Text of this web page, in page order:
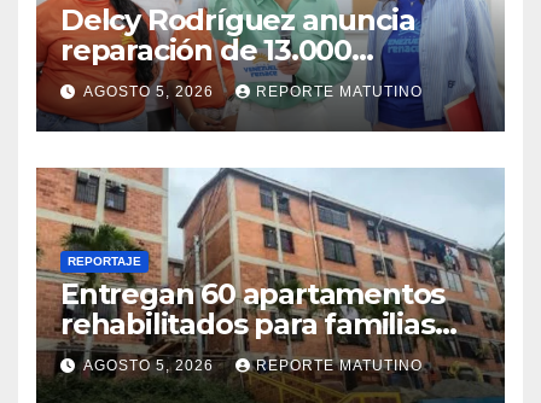
Delcy Rodríguez anuncia
reparación de 13.000
viviendas afectadas por los
terremotos
AGOSTO 5, 2026 REPORTE MATUTINO
REPORTAJE
Entregan 60 apartamentos
rehabilitados para familias
del urbanismo Ana Victoria
en La Guaira
AGOSTO 5, 2026 REPORTE MATUTINO